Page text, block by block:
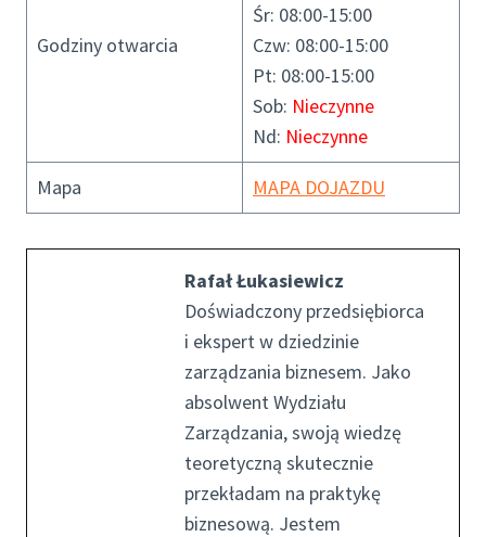
Godziny otwarcia
Śr: 08:00-15:00
Czw: 08:00-15:00
Pt: 08:00-15:00
Sob: Nieczynne
Nd: Nieczynne
Mapa MAPA DOJAZDU
Rafał Łukasiewicz
Doświadczony przedsiębiorca
i ekspert w dziedzinie
zarządzania biznesem. Jako
absolwent Wydziału
Zarządzania, swoją wiedzę
teoretyczną skutecznie
przekładam na praktykę
biznesową. Jestem